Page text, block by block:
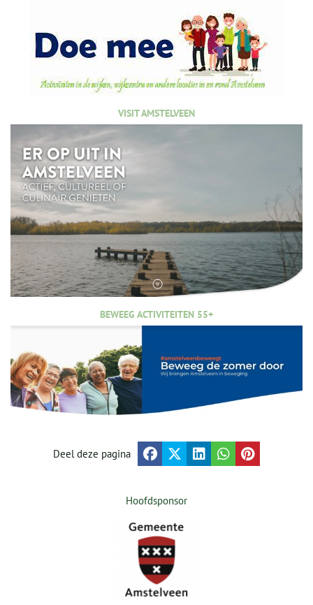
VISIT AMSTELVEEN
BEWEEG ACTIVITEITEN 55+
Deel deze pagina
Hoofdsponsor